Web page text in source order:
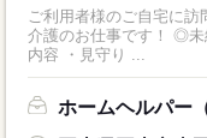
ご利用者様のご自宅に訪
介護のお仕事です！ ◎未経験から始める方が8割です！ ▼具体的な
内容 ・見守り ...
ホームヘルパー